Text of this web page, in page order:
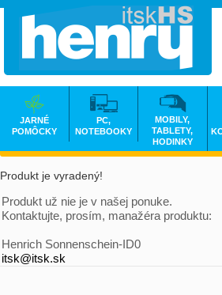
Produkt je vyradený!
Produkt už nie je v našej ponuke.
Kontaktujte, prosím, manažéra produktu:
Henrich Sonnenschein-ID0
itsk@itsk.sk
JARNÉ
POMÔCKY
PC,
NOTEBOOKY
MOBILY,
TABLETY,
HODINKY